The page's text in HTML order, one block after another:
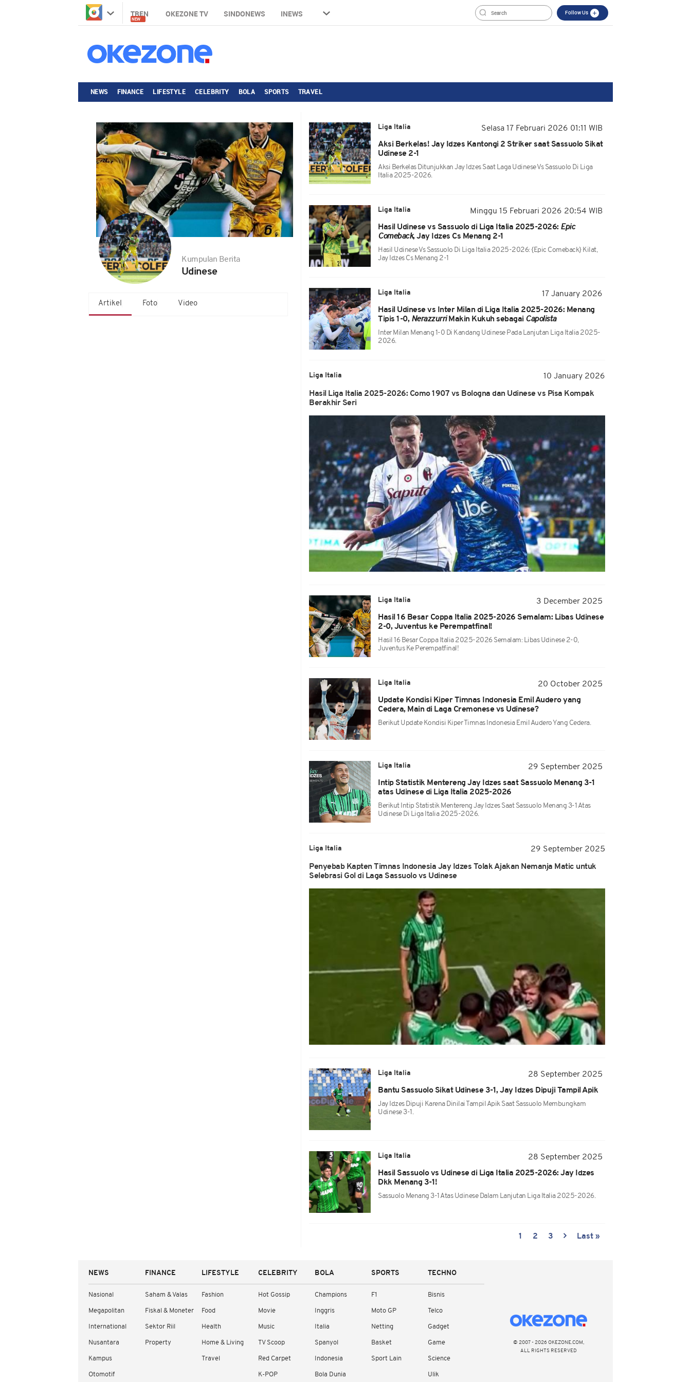
TREN
NEW
OKEZONE TV SINDONEWS INEWS Follow Us
NEWS FINANCE LIFESTYLE CELEBRITY BOLA SPORTS TRAVEL
Kumpulan Berita
Udinese
Artikel Foto Video
Liga Italia
Selasa 17 Februari 2026 01:11 WIB
Aksi Berkelas! Jay Idzes Kantongi 2 Striker saat Sassuolo Sikat
Udinese 2-1
Aksi Berkelas Ditunjukkan Jay Idzes Saat Laga Udinese Vs Sassuolo Di Liga
Italia 2025-2026.
Liga Italia
Minggu 15 Februari 2026 20:54 WIB
Hasil Udinese vs Sassuolo di Liga Italia 2025-2026: Epic
Comeback, Jay Idzes Cs Menang 2-1
Hasil Udinese Vs Sassuolo Di Liga Italia 2025-2026: {Epic Comeback} Kilat,
Jay Idzes Cs Menang 2-1
Liga Italia
17 January 2026
Hasil Udinese vs Inter Milan di Liga Italia 2025-2026: Menang
Tipis 1-0, NerazzurriMakin Kukuh sebagai Capolista
Inter Milan Menang 1-0 Di Kandang Udinese Pada Lanjutan Liga Italia 2025-
2026.
Liga Italia 10 January 2026
Hasil Liga Italia 2025-2026: Como 1907 vs Bologna dan Udinese vs Pisa Kompak
Berakhir Seri
Liga Italia
3 December 2025
Hasil 16 Besar Coppa Italia 2025-2026 Semalam: Libas Udinese
2-0, Juventus ke Perempatfinal!
Hasil 16 Besar Coppa Italia 2025-2026 Semalam: Libas Udinese 2-0,
Juventus Ke Perempatfinal!
Liga Italia
20 October 2025
Update Kondisi Kiper Timnas Indonesia Emil Audero yang
Cedera, Main di Laga Cremonese vs Udinese?
Berikut Update Kondisi Kiper Timnas Indonesia Emil Audero Yang Cedera.
Liga Italia
29 September 2025
Intip Statistik Mentereng Jay Idzes saat Sassuolo Menang 3-1
atas Udinese di Liga Italia 2025-2026
Berikut Intip Statistik Mentereng Jay Idzes Saat Sassuolo Menang 3-1 Atas
Udinese Di Liga Italia 2025-2026.
Liga Italia 29 September 2025
Penyebab Kapten Timnas Indonesia Jay Idzes Tolak Ajakan Nemanja Matic untuk
Selebrasi Gol di Laga Sassuolo vs Udinese
Liga Italia
28 September 2025
Bantu Sassuolo Sikat Udinese 3-1, Jay Idzes Dipuji Tampil Apik
Jay Idzes Dipuji Karena Dinilai Tampil Apik Saat Sassuolo Membungkam
Udinese 3-1.
Liga Italia
28 September 2025
Hasil Sassuolo vs Udinese di Liga Italia 2025-2026: Jay Idzes
Dkk Menang 3-1!
Sassuolo Menang 3-1 Atas Udinese Dalam Lanjutan Liga Italia 2025-2026.
1 2 3 Last »
NEWS
Nasional
Megapolitan
International
Nusantara
Kampus
Otomotif
FINANCE
Saham & Valas
Fiskal & Moneter
Sektor Riil
Property
LIFESTYLE
Fashion
Food
Health
Home & Living
Travel
CELEBRITY
Hot Gossip
Movie
Music
TV Scoop
Red Carpet
K-POP
BOLA
Champions
Inggris
Italia
Spanyol
Indonesia
Bola Dunia
SPORTS
F1
Moto GP
Netting
Basket
Sport Lain
TECHNO
Bisnis
Telco
Gadget
Game
Science
Ulik
© 2007 - 2026 OKEZONE.COM,
ALL RIGHTS RESERVED